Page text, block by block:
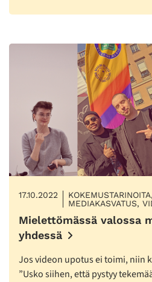
17.10.2022
MEDIAKASVATUS,
Mielettömässä valossa
yhdessä
Jos videon upotus ei toimi, niin
”Usko siihen, että pystyy